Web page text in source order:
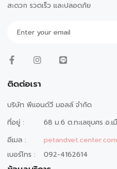
สะดวก รวดเร็ว และปลอดภัย
ติดต่อเรา
บริษัท พีแอนด์วี มอลล์ จำกัด
ที่อยู่ :
68 ม.6 ต.ทะเลชุบศร อ.
อีเมล :
เบอร์โทร :
092-4162614